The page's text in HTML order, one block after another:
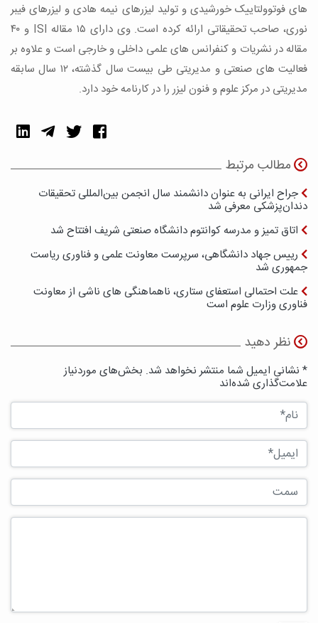
های فوتوولتاییک خورشیدی و تولید لیزرهای نیمه هادی و لیزرهای فیبر
نوری، صاحب تحقیقاتی ارائه کرده است. وی دارای ۱۵ مقاله ISI و ۴۰
مقاله در نشریات و کنفرانس های علمی داخلی و خارجی است و علاوه بر
فعالیت های صنعتی و مدیریتی طی بیست سال گذشته، ۱۲ سال سابقه
مدیریتی در مرکز علوم و فنون لیزر را در کارنامه خود دارد.
مطالب مرتبط
جراح ایرانی به عنوان دانشمند سال انجمن بین‌المللی تحقیقات
دندان‌پزشکی معرفی شد
اتاق تمیز و مدرسه کوانتوم دانشگاه صنعتی شریف افتتاح شد
رییس جهاد دانشگاهی، سرپرست معاونت علمی و فناوری ریاست
جمهوری شد
علت احتمالی استعفای ستاری، ناهماهنگی های ناشی از معاونت
فناوری وزارت علوم است
نظر دهید
* نشانی ایمیل شما منتشر نخواهد شد. بخش‌های موردنیاز
علامت‌گذاری شده‌اند